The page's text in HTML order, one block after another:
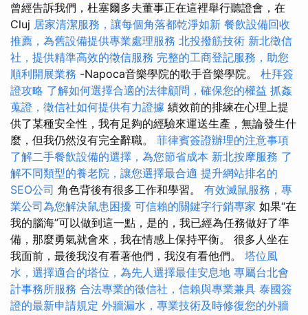
曾經告訴我們，杜塞爾多夫董事正在這裡舉行聽證會，在
Cluj 居家清潔服務，讓每個角落都乾淨如新 餐飲設備回收
推薦，為舊設備提供專業處理服務 北投撥筋技術 新北徵信
社，提供精準高效的徵信服務 完整的工商登記服務，助您
順利開展業務 -Napoca音樂學院的歌手音樂學院。 杜拜簽
證攻略 了解如何選擇合適的法律顧問，確保您的權益 抓姦
蒐證，徵信社如何提供有力證據 績效前的排練在心理上提
供了某種安全性，我有足夠的經驗來運送生產，無論發生什
麼，但我仍然沒有完全辭職。 菲律賓簽證辦理的注意事項
了解二手餐飲設備的選擇，為您節省成本 新北按摩服務 了
解不同類型的養老院，讓您選擇最合適 提升網站排名的
SEO公司 角色背後有很多工作和學習。 有效滅鼠服務，專
業公司為您解決鼠患困擾 可信賴的關鍵字行銷專家 如果“在
我的腦海”可以做到這一點，是的，我已經為任務做好了準
備，那麼勇氣就會來，我在情感上保持平衡。 很多人坐在
我面前，最後我沒有看著他們，我沒有看他們。 塔位風
水，選擇適合的塔位，為先人選擇最佳安息地 專屬台北會
計事務所服務 合法專業的徵信社，信賴與專業兼具 泰國簽
證的最新申請規定 外牆漏水，專業技術及時修復您的外牆